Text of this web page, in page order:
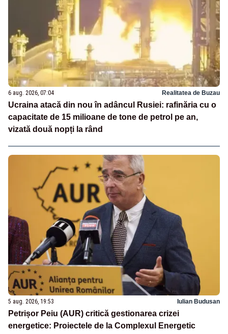
6 aug. 2026, 07:04 Realitatea de Buzau
Ucraina atacă din nou în adâncul Rusiei: rafinăria cu o
capacitate de 15 milioane de tone de petrol pe an,
vizată două nopți la rând
5 aug. 2026, 19:53 Iulian Budusan
Petrișor Peiu (AUR) critică gestionarea crizei
energetice: Proiectele de la Complexul Energetic